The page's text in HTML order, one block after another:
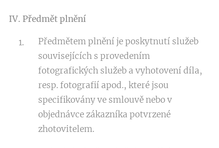
IV. Předmět plnění
Předmětem plnění je poskytnutí služeb
souvisejících s provedením
fotografických služeb a vyhotovení díla,
resp. fotografií apod., které jsou
specifikovány ve smlouvě nebo v
objednávce zákazníka potvrzené
zhotovitelem.